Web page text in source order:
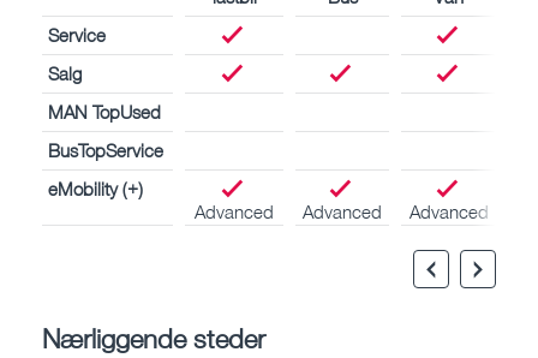
Service
Salg
MAN TopUsed
BusTopService
eMobility (+)
Advanced
Advanced Advanced
Nærliggende steder